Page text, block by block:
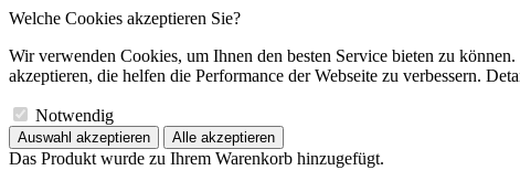
Welche Cookies akzeptieren Sie?
Wir verwenden Cookies, um Ihnen den besten Service bieten zu
akzeptieren, die helfen die Performance der Webseite zu verbessern.
Notwendig
Auswahl akzeptieren Alle akzeptieren
Das Produkt wurde zu Ihrem Warenkorb hinzugefügt.